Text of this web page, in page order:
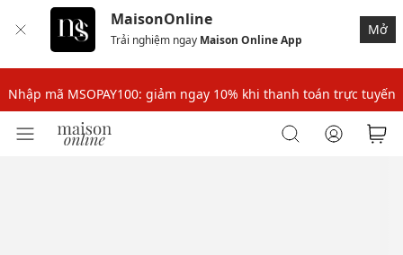
MaisonOnline
Trải nghiệm ngay Maison Online App
Mở
Nhập mã: MSOXINCHAO - Giảm 10% đơn đầu cho thành viên mới!
Nhập mã MSOPAY100: giảm ngay 10% khi thanh toán trực tuyến
Nhập mã: MSOXINCHAO - Giảm 10% đơn đầu cho thành viên mới!